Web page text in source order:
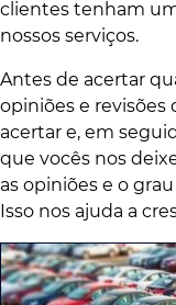
clientes tenham
nossos serviços.
Antes de acertar
opiniões e revisões
acertar e, em
que vocês nos
as opiniões e o
Isso nos ajuda a